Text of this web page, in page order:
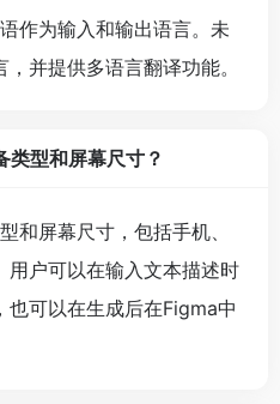
作为输入和输出语言。未
并提供多语言翻译功能。
型和屏幕尺寸？
和屏幕尺寸，包括手机、
用户可以在输入文本描述时
也可以在生成后在Figma中